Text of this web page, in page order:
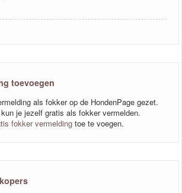
toevoegen
als fokker op de HondenPage gezet.
je jezelf gratis als fokker vermelden.
fokker vermelding toe te voegen.